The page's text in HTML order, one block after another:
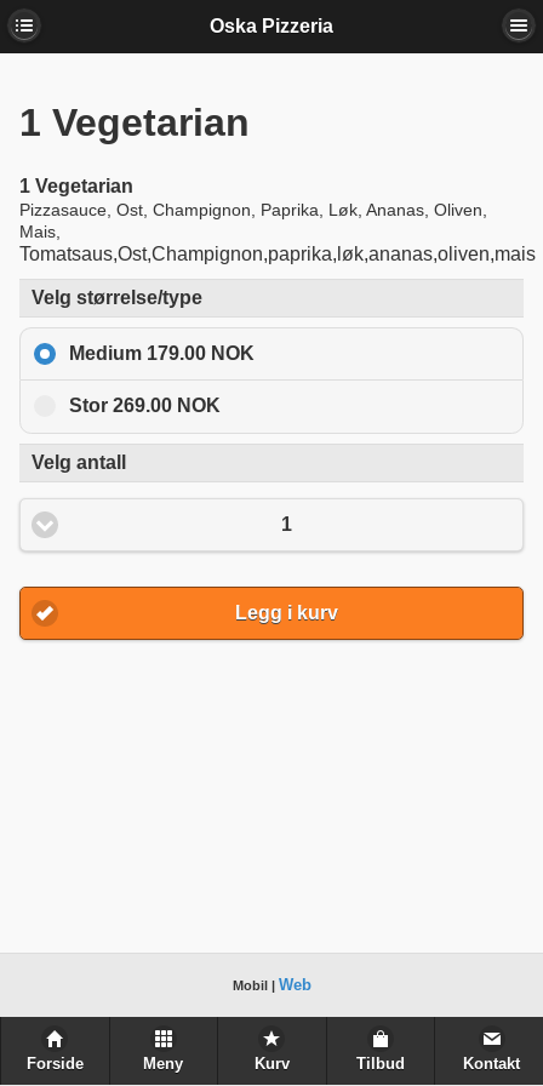
Oska Pizzeria
1 Vegetarian
1 Vegetarian
Pizzasauce, Ost, Champignon, Paprika, Løk, Ananas, Oliven,
Mais,
Tomatsaus,Ost,Champignon,paprika,løk,ananas,oliven,mais
Velg størrelse/type
Medium 179.00 NOK
Stor 269.00 NOK
Velg antall
1
Legg i kurv
Mobil | Web
Forside Meny Kurv Tilbud Kontakt